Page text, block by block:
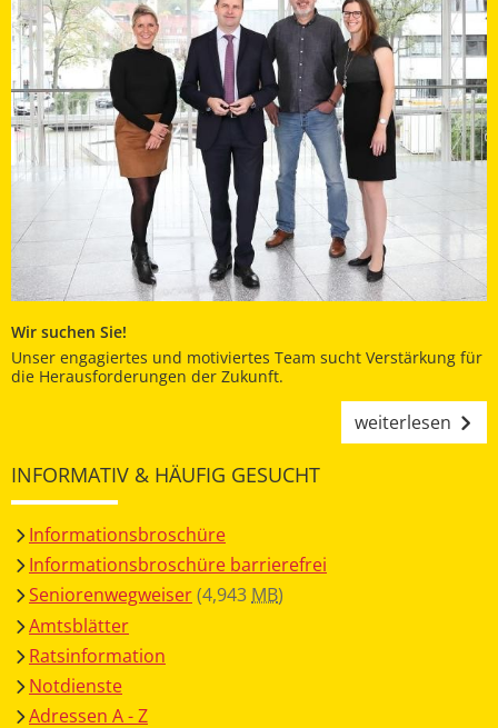
Wir suchen Sie!
Unser engagiertes und motiviertes Team sucht Verstärkung für
die Herausforderungen der Zukunft.
weiterlesen
INFORMATIV & HÄUFIG GESUCHT
Informationsbroschüre
Informationsbroschüre barrierefrei
Seniorenwegweiser(4,943MB)
Amtsblätter
Ratsinformation
Notdienste
Adressen A - Z